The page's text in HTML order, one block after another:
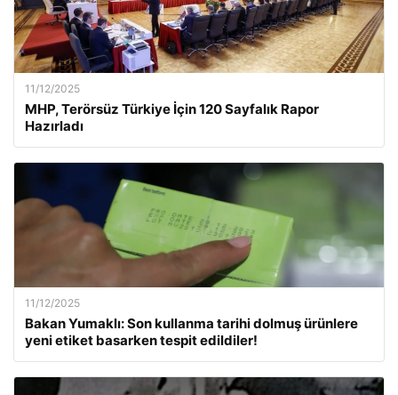
11/12/2025
MHP, Terörsüz Türkiye İçin 120 Sayfalık Rapor
Hazırladı
11/12/2025
Bakan Yumaklı: Son kullanma tarihi dolmuş ürünlere
yeni etiket basarken tespit edildiler!